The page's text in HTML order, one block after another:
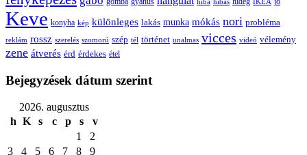
hideg
Keve konyha kép különleges lakás munka mókás nori probléma
reklám rossz szerelés szomorú szép tél történet unalmas vicces videó vélemény
zene átverés érd érdekes étel
Bejegyzések dátum szerint
2026. augusztus
h K s c p s
v
1
2
3
4 5 6 7 8
9